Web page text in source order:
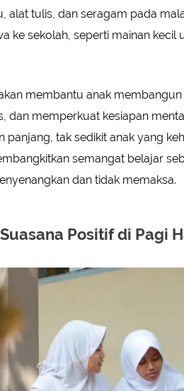
alat tulis, dan seragam pada
ke sekolah, seperti mainan kecil
membantu anak
dan memperkuat kesiapan
panjang, tak sedikit anak yang
semangat belajar
dan tidak memaksa.
Positif di Pagi